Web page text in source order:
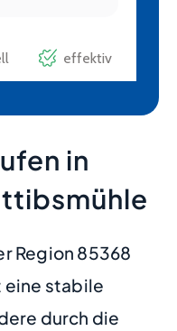
in
Region 85368
eine stabile
durch die